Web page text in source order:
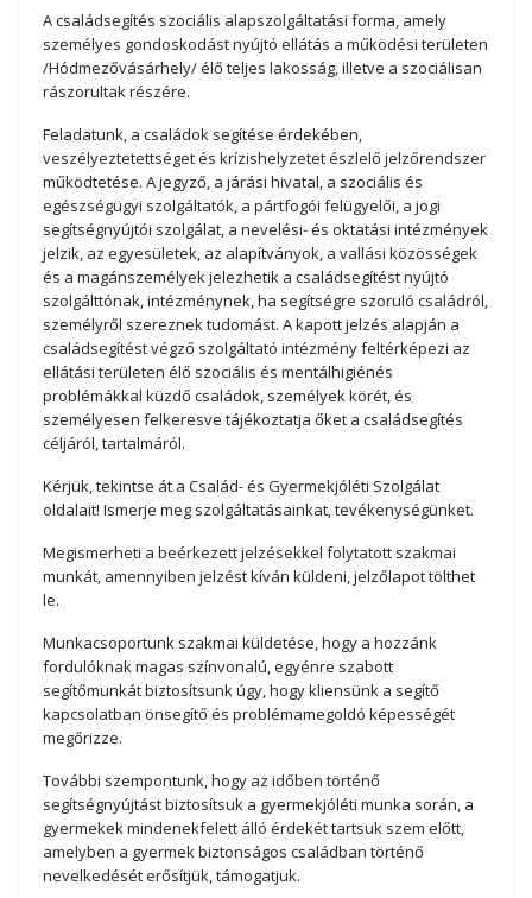
A családsegítés szociális alapszolgáltatási forma, amely
személyes gondoskodást nyújtó ellátás a működési területen
/Hódmezővásárhely/ élő teljes lakosság, illetve a szociálisan
rászorultak részére.
Feladatunk, a családok segítése érdekében,
veszélyeztetettséget és krízishelyzetet észlelő jelzőrendszer
működtetése. A jegyző, a járási hivatal, a szociális és
egészségügyi szolgáltatók, a pártfogói felügyelői, a jogi
segítségnyújtói szolgálat, a nevelési- és oktatási intézmények
jelzik, az egyesületek, az alapítványok, a vallási közösségek
és a magánszemélyek jelezhetik a családsegítést nyújtó
szolgálttónak, intézménynek, ha segítségre szoruló családról,
személyről szereznek tudomást. A kapott jelzés alapján a
családsegítést végző szolgáltató intézmény feltérképezi az
ellátási területen élő szociális és mentálhigiénés
problémákkal küzdő családok, személyek körét, és
személyesen felkeresve tájékoztatja őket a családsegítés
céljáról, tartalmáról.
Kérjük, tekintse át a Család- és Gyermekjóléti Szolgálat
oldalait! Ismerje meg szolgáltatásainkat, tevékenységünket.
Megismerheti a beérkezett jelzésekkel folytatott szakmai
munkát, amennyiben jelzést kíván küldeni, jelzőlapot tölthet
le.
Munkacsoportunk szakmai küldetése, hogy a hozzánk
fordulóknak magas színvonalú, egyénre szabott
segítőmunkát biztosítsunk úgy, hogy kliensünk a segítő
kapcsolatban önsegítő és problémamegoldó képességét
megőrizze.
További szempontunk, hogy az időben történő
segítségnyújtást biztosítsuk a gyermekjóléti munka során, a
gyermekek mindenekfelett álló érdekét tartsuk szem előtt,
amelyben a gyermek biztonságos családban történő
nevelkedését erősítjük, támogatjuk.